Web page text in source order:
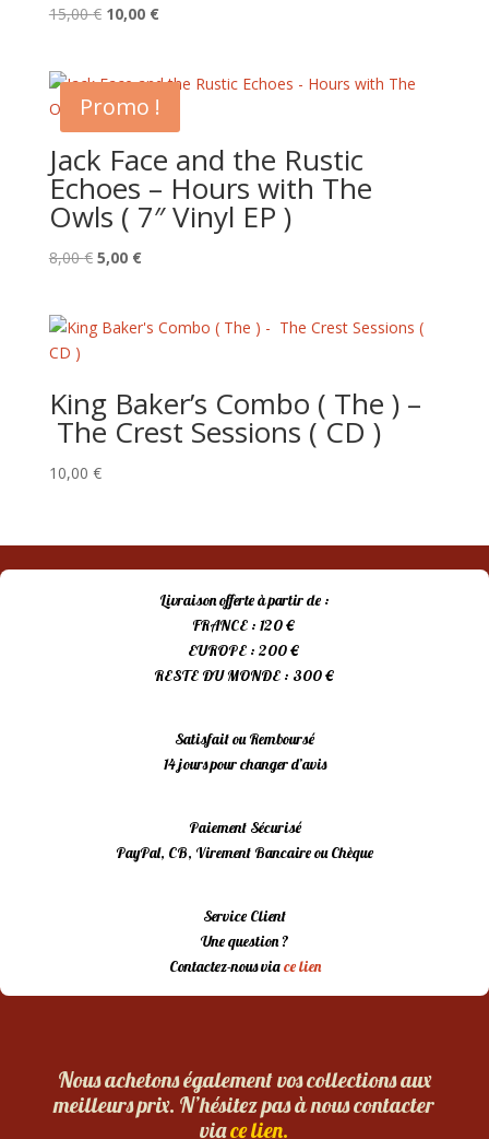
15,00€ Le
était :
15,00 €.
10,00 €Le
est :
10,00 €.
Promo !
Jack Face and the Rustic
Echoes – Hours with The
Owls ( 7″ Vinyl EP )
8,00€ Le
était :
5,00 €Le
est :
King Baker’s Combo ( The ) –
The Crest Sessions ( CD )
10,00 €
Livraison offerte à partir de :
FRANCE : 120 €
EUROPE : 200 €
RESTE DU MONDE : 300 €
Satisfait ou Remboursé
14 jours pour changer d’avis
Paiement Sécurisé
PayPal, CB, Virement Bancaire ou Chèque
Service Client
Une question ?
Contactez-nous viace lien
Nous achetons également vos collections aux
meilleurs prix. N’hésitez pas à nous contacter
viace lien.